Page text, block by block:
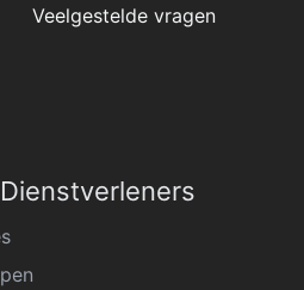
Veelgestelde vragen